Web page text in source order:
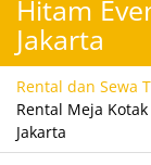
Hitam
Jakarta
Rental dan Sewa
Rental Meja
Jakarta